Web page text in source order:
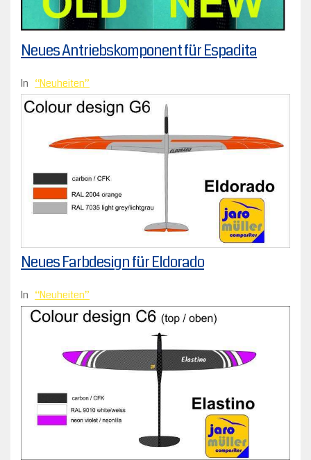
Neues Antriebskomponent für Espadita
In Neuheiten
Neues Farbdesign für Eldorado
In Neuheiten